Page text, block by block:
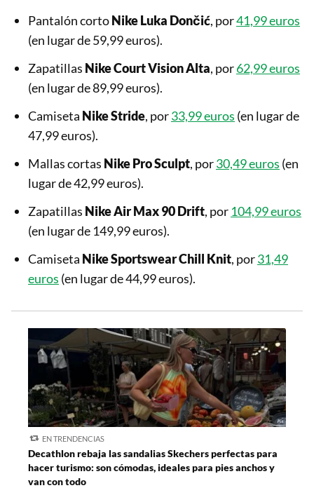
Pantalón cortoNike Luka Dončić, por41,99 euros
(en lugar de 59,99 euros).
Zapatillas Nike Court Vision Alta, por62,99 euros
(en lugar de 89,99 euros).
Camiseta Nike Stride, por33,99 euros (en lugar de
47,99 euros).
Mallas cortas Nike Pro Sculpt, por30,49 euros (en
lugar de 42,99 euros).
Zapatillas Nike Air Max 90 Drift, por 104,99 euros
(en lugar de 149,99 euros).
Camiseta Nike Sportswear Chill Knit, por31,49
euros (en lugar de 44,99 euros).
EN TRENDENCIAS
Decathlon rebaja las sandalias Skechers perfectas para
hacer turismo: son cómodas, ideales para pies anchos y
van con todo